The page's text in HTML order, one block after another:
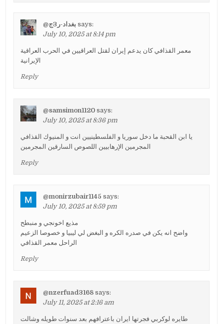
@بغداد-ر3ج says:
July 10, 2025 at 8:14 pm
معمر القذافي كان يدعم إيران لقتل العراقيين في الحرب العراقية
الإيرانية
Reply
@samsimon1120 says:
July 10, 2025 at 8:36 pm
يا ابن القحبة ما دخل سوريا و الفلسطينيين انت و المنيوك القذافي
المجرمين الإرهابيين اللصوص السارقين المجرمين
Reply
@monirzubair1145 says:
July 10, 2025 at 8:59 pm
مذيع اخونجي و منبطح
واضح انه يكن في صدره الكره و البغض لي ليبيا و خصوصا الزعيم
الراحل معمر القذافي
Reply
@nzerfuad3168 says:
July 11, 2025 at 2:16 am
طايره لوكربي فجرتها ايران باعترافهم بعد سنوات طويله وشالت